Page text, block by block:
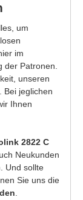
um
im
Patronen.
unseren
Bei jeglichen
Ihnen
2822 C
Neukunden
. Und sollte
Sie uns die